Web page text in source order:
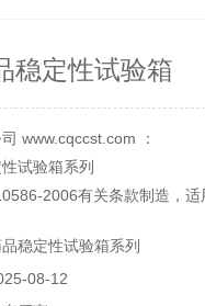
稳定性试验箱
www.cqccst.com ：
试验箱系列
2006有关条款制造，
稳定性试验箱系列
08-12